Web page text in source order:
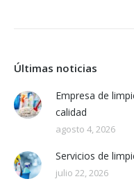
Últimas noticias
Empresa de
calidad
agosto 4, 2026
Servicios de
julio 22, 2026